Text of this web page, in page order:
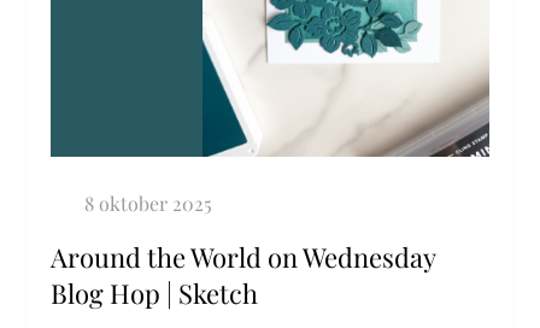
Around the World on Wednesday
Blog Hop | Sketch